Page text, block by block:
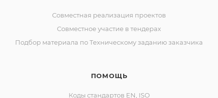
Совместная реализация проектов
Совместное участие в тендерах
Подбор материала по Техническому заданию заказчика
ПОМОЩЬ
Коды стандартов EN, ISO